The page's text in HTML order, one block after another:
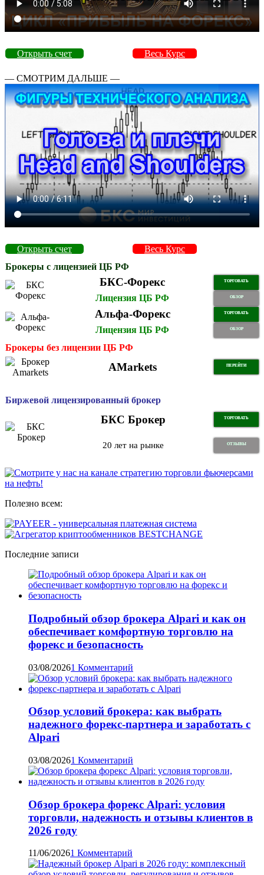
Открыть счет Весь Курс
— СМОТРИМ ДАЛЬШЕ —
Открыть счет
Весь Курс
Брокеры с лицензией ЦБ РФ
БКС-Форекс ТОРГОВАТЬ
Лицензия ЦБ РФ ОБЗОР
Альфа-Форекс ТОРГОВАТЬ
Лицензия ЦБ РФ ОБЗОР
Брокеры без лицензии ЦБ РФ
AMarkets ПЕРЕЙТИ
Биржевой лицензированный брокер
БКС Брокер ТОРГОВАТЬ
20 лет на рынке ОТЗЫВЫ
Полезно всем:
Последние записи
Подробный обзор брокера Alpari и как он
обеспечивает комфортную торговлю на
форекс и безопасность
03/08/20261 Комментарий
Обзор условий брокера: как выбрать
надежного форекс-партнера и заработать с
Alpari
03/08/20261 Комментарий
Обзор брокера форекс Alpari: условия
торговли, надежность и отзывы клиентов в
2026 году
11/06/20261 Комментарий